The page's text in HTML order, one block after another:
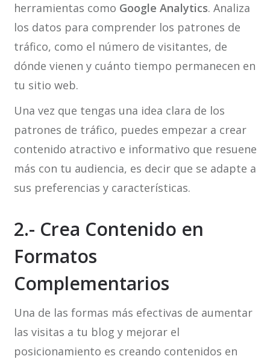
herramientas como Google Analytics. Analiza
los datos para comprender los patrones de
tráfico, como el número de visitantes, de
dónde vienen y cuánto tiempo permanecen en
tu sitio web.
Una vez que tengas una idea clara de los
patrones de tráfico, puedes empezar a crear
contenido atractivo e informativo que resuene
más con tu audiencia, es decir que se adapte a
sus preferencias y características.
2.- Crea Contenido en
Formatos
Complementarios
Una de las formas más efectivas de aumentar
las visitas a tu blog y mejorar el
posicionamiento es creando contenidos en